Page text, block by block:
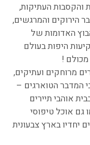
והקסבות העתיקות,
הירוקים והמרגשים,
האדומות של
היפות בעולם
!
מרוחקים ועתיקים,
המדבר הטוארגים –
אוהבי תיירים
גם אוכל טיפוסי
יחדיו בארץ צבעונית